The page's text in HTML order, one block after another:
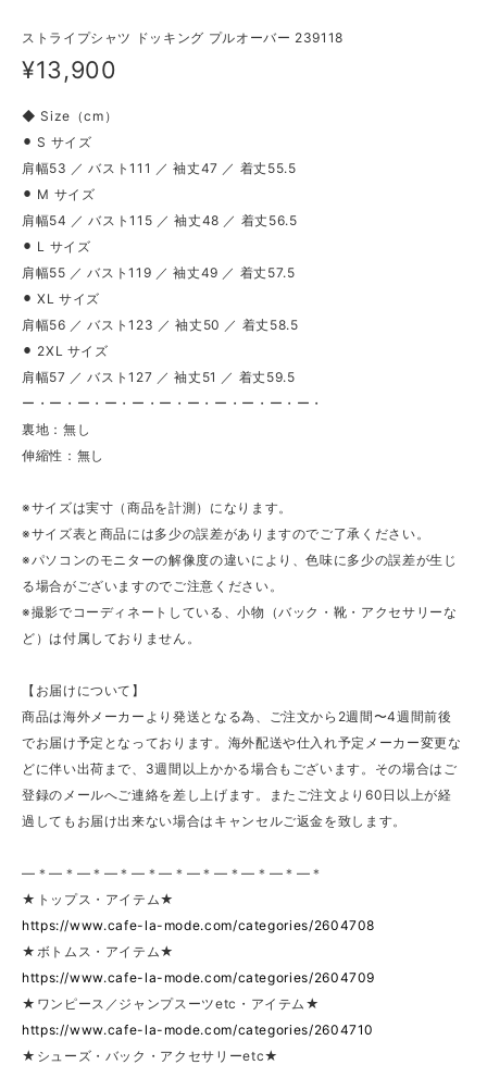
ストライプシャツ ドッキング プルオーバー 239118
¥13,900
◆ Size（cm）
⚫︎ S サイズ
肩幅53 ／ バスト111 ／ 袖丈47 ／ 着丈55.5
⚫︎ M サイズ
肩幅54 ／ バスト115 ／ 袖丈48 ／ 着丈56.5
⚫︎ L サイズ
肩幅55 ／ バスト119 ／ 袖丈49 ／ 着丈57.5
⚫︎ XL サイズ
肩幅56 ／ バスト123 ／ 袖丈50 ／ 着丈58.5
⚫︎ 2XL サイズ
肩幅57 ／ バスト127 ／ 袖丈51 ／ 着丈59.5
ー・ー・ー・ー・ー・ー・ー・ー・ー・ー・ー・
裏地：無し
伸縮性：無し
※サイズは実寸（商品を計測）になります。
※サイズ表と商品には多少の誤差がありますのでご了承ください。
※パソコンのモニターの解像度の違いにより、色味に多少の誤差が生じ
る場合がございますのでご注意ください。
※撮影でコーディネートしている、小物（バック・靴・アクセサリーな
ど）は付属しておりません。
【お届けについて】
商品は海外メーカーより発送となる為、ご注文から2週間〜4週間前後
でお届け予定となっております。海外配送や仕入れ予定メーカー変更な
どに伴い出荷まで、3週間以上かかる場合もございます。その場合はご
登録のメールへご連絡を差し上げます。またご注文より60日以上が経
過してもお届け出来ない場合はキャンセルご返金を致します。
—＊—＊—＊—＊—＊—＊—＊—＊—＊—＊—＊
★トップス・アイテム★
https://www.cafe-la-mode.com/categories/2604708
★ボトムス・アイテム★
https://www.cafe-la-mode.com/categories/2604709
★ワンピース／ジャンプスーツetc・アイテム★
https://www.cafe-la-mode.com/categories/2604710
★シューズ・バック・アクセサリーetc★